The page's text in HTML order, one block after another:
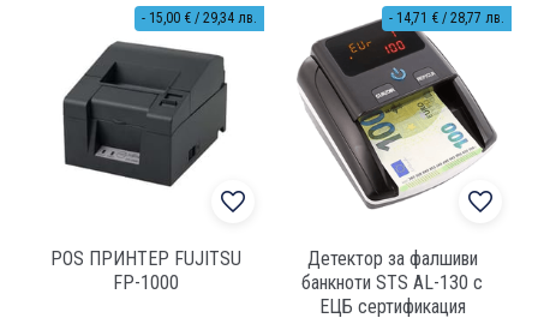
POS ПРИНТЕР FUJITSU
FP-1000
- 15,00 € / 29,34 лв.
Детектор за фалшиви
банкноти STS AL-130 с
ЕЦБ сертификация
- 14,71 € / 28,77 лв.